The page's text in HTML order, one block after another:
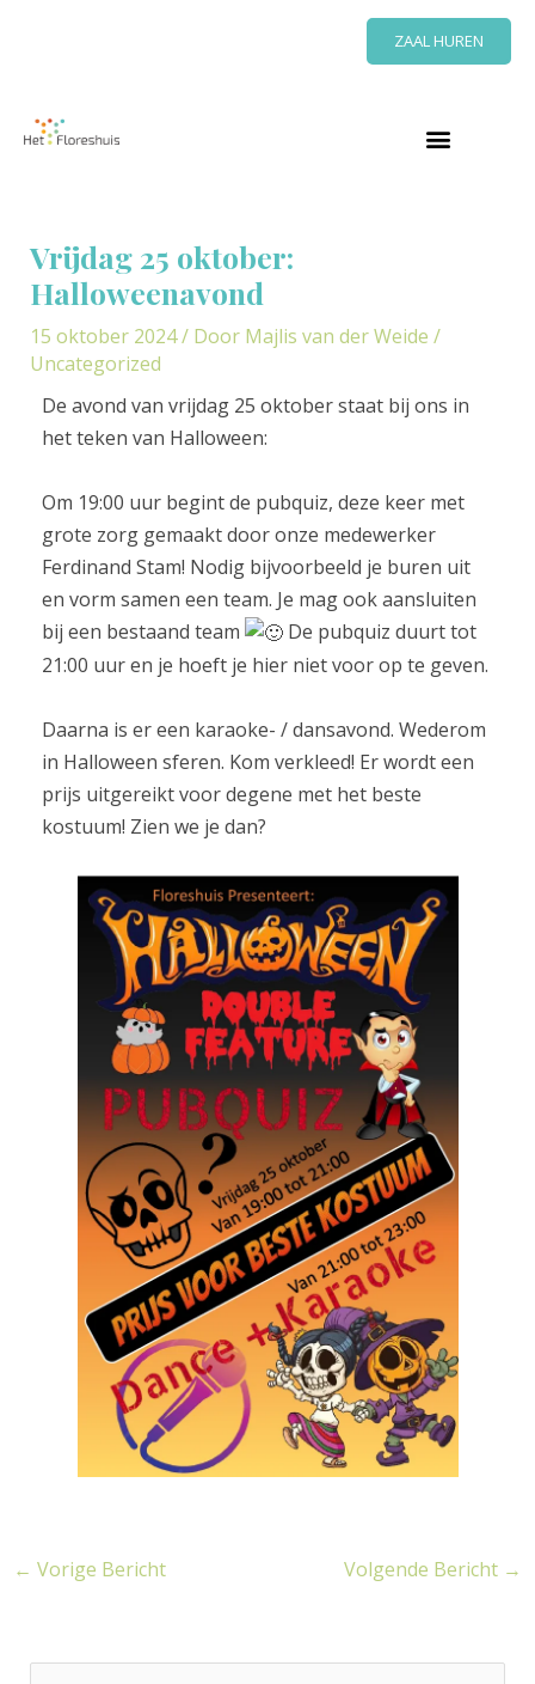
ZAAL HUREN
Vrijdag 25 oktober:
Halloweenavond
15 oktober 2024/ Door Majlis van der Weide /
Uncategorized
De avond van vrijdag 25 oktober staat bij ons in
het teken van Halloween:
Om 19:00 uur begint de pubquiz, deze keer met
grote zorg gemaakt door onze medewerker
Ferdinand Stam! Nodig bijvoorbeeld je buren uit
en vorm samen een team. Je mag ook aansluiten
bij een bestaand team
De pubquiz duurt tot
21:00 uur en je hoeft je hier niet voor op te geven.
Daarna is er een karaoke- / dansavond. Wederom
in Halloween sferen. Kom verkleed! Er wordt een
prijs uitgereikt voor degene met het beste
kostuum! Zien we je dan?
← Vorige Bericht Volgende Bericht →